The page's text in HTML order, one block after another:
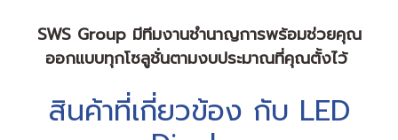
SWS Group มีทีมงานชำนาญการพร้อมช่วยคุณ
ออกแบบทุกโซลูชั่นตามงบประมาณที่คุณตั้งไว้
สินค้าที่เกี่ยวข้อง กับ LED